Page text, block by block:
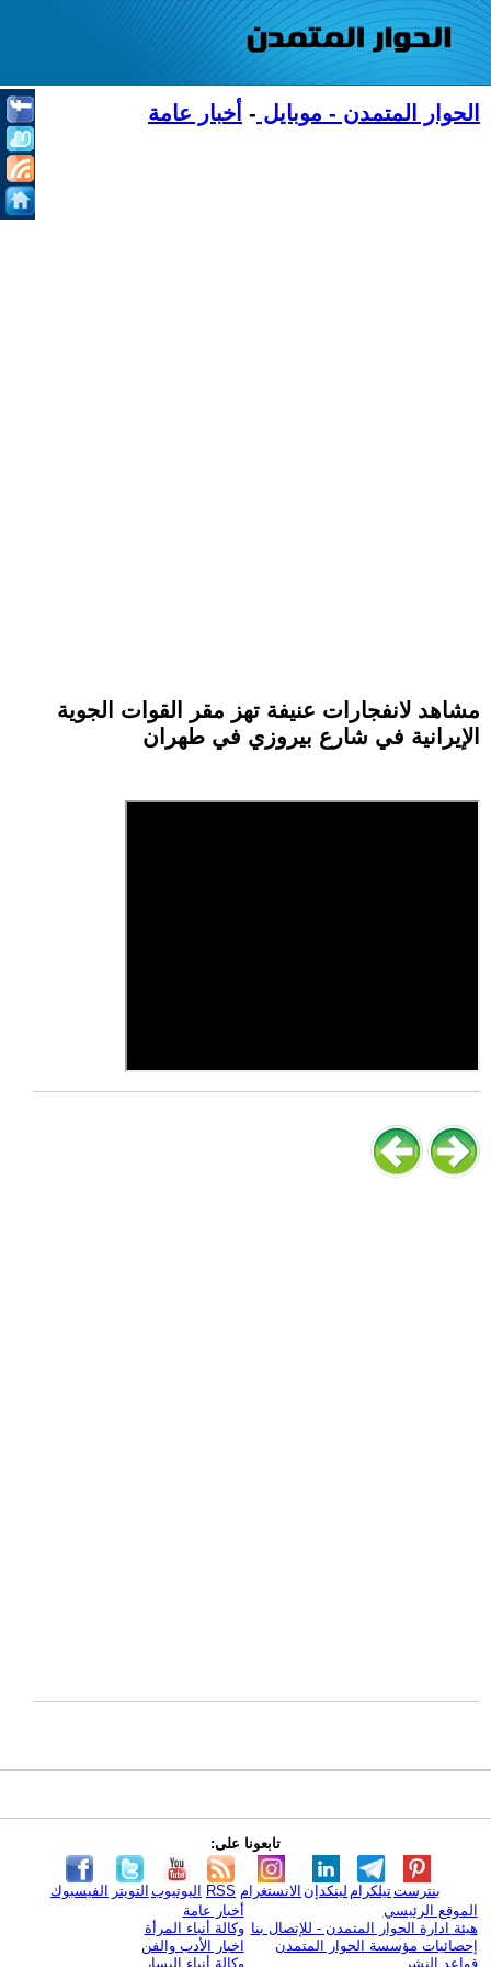
الحوار المتمدن - موبايل - أخبار عامة
مشاهد لانفجارات عنيفة تهز مقر القوات الجوية
الإيرانية في شارع بيروزي في طهران
تابعونا على:
الفيسبوك التويتر اليوتيوب RSS الانستغرام لينكدإن تيلكرامبنترست
الموقع الرئيسي
هيئة ادارة الحوار المتمدن - للإتصال بنا
إحصائيات مؤسسة الحوار المتمدن
قواعد النشر
أخبار عامة
وكالة أنباء المرأة
اخبار الأدب والفن
وكالة أنباء اليسار